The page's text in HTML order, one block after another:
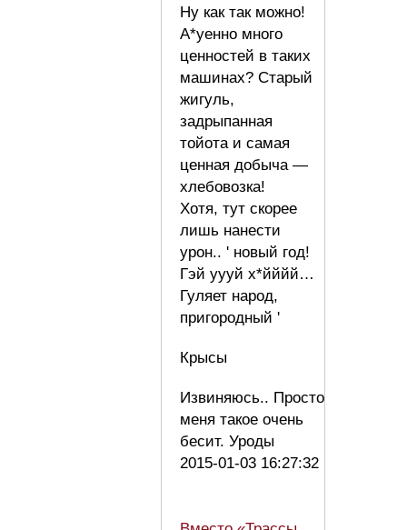
Ну как так можно!
А*уенно много
ценностей в таких
машинах? Старый
жигуль,
задрыпанная
тойота и самая
ценная добыча —
хлебовозка!
Хотя, тут скорее
лишь нанести
урон.. ' новый год!
Гэй уууй х*йййй…
Гуляет народ,
пригородный '
Крысы
Извиняюсь.. Просто
меня такое очень
бесит. Уроды
2015-01-03 16:27:32